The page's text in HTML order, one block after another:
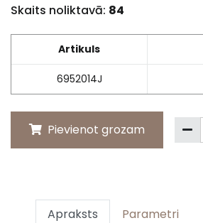
Skaits noliktavā: 84
Artikuls
6952014J
Pievienot grozam
Apraksts Parametri